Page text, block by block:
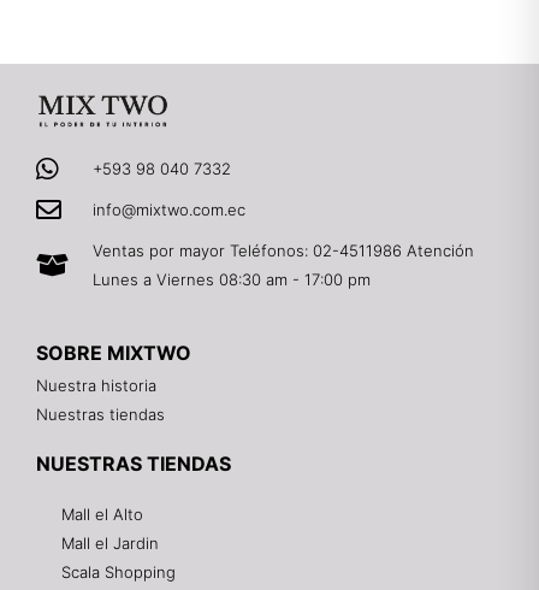
+593 98 040 7332
info@mixtwo.com.ec
Ventas por mayor Teléfonos: 02-4511986 Atención
Lunes a Viernes 08:30 am - 17:00 pm
SOBRE MIXTWO
Nuestra historia
Nuestras tiendas
NUESTRAS TIENDAS
Mall el Alto
Mall el Jardin
Scala Shopping